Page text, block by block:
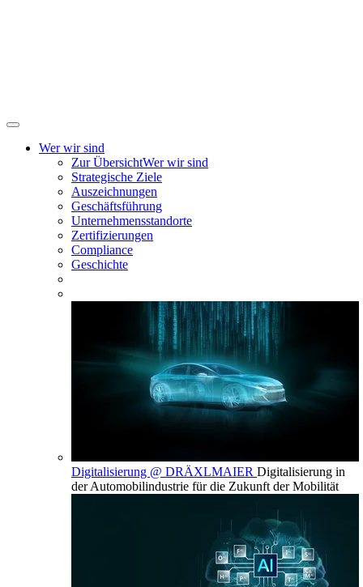
Wer wir sind
Zur ÜbersichtWer wir sind
Strategische Ziele
Auszeichnungen
Geschäftsführung
Unternehmensstandorte
Zertifizierungen
Compliance
Geschichte
Digitalisierung @ DRÄXLMAIER Digitalisierung in
der Automobilindustrie für die Zukunft der Mobilität